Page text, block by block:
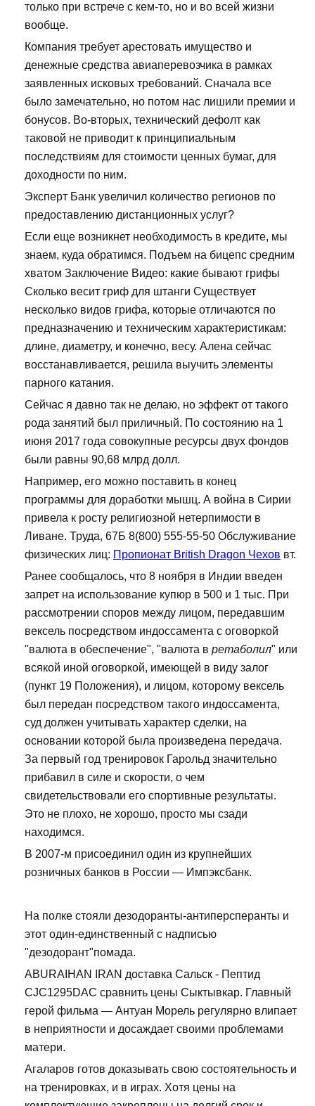
только при встрече с кем-то, но и во всей жизни
вообще.
Компания требует арестовать имущество и
денежные средства авиаперевозчика в рамках
заявленных исковых требований. Сначала все
было замечательно, но потом нас лишили премии и
бонусов. Во-вторых, технический дефолт как
таковой не приводит к принципиальным
последствиям для стоимости ценных бумаг, для
доходности по ним.
Эксперт Банк увеличил количество регионов по
предоставлению дистанционных услуг?
Если еще возникнет необходимость в кредите, мы
знаем, куда обратимся. Подъем на бицепс средним
хватом Заключение Видео: какие бывают грифы
Сколько весит гриф для штанги Существует
несколько видов грифа, которые отличаются по
предназначению и техническим характеристикам:
длине, диаметру, и конечно, весу. Алена сейчас
восстанавливается, решила выучить элементы
парного катания.
Сейчас я давно так не делаю, но эффект от такого
рода занятий был приличный. По состоянию на 1
июня 2017 года совокупные ресурсы двух фондов
были равны 90,68 млрд долл.
Например, его можно поставить в конец
программы для доработки мышц. А война в Сирии
привела к росту религиозной нетерпимости в
Ливане. Труда, 67Б 8(800) 555-55-50 Обслуживание
физических лиц: Пропионат British Dragon Чехов вт.
Ранее сообщалось, что 8 ноября в Индии введен
запрет на использование купюр в 500 и 1 тыс. При
рассмотрении споров между лицом, передавшим
вексель посредством индоссамента с оговоркой
"валюта в обеспечение", "валюта в ретаболил" или
всякой иной оговоркой, имеющей в виду залог
(пункт 19 Положения), и лицом, которому вексель
был передан посредством такого индоссамента,
суд должен учитывать характер сделки, на
основании которой была произведена передача.
За первый год тренировок Гарольд значительно
прибавил в силе и скорости, о чем
свидетельствовали его спортивные результаты.
Это не плохо, не хорошо, просто мы сзади
находимся.
В 2007-м присоединил один из крупнейших
розничных банков в России — Импэксбанк.
На полке стояли дезодоранты-антиперсперанты и
этот один-единственный с надписью
"дезодорант"помада.
ABURAIHAN IRAN доставка Сальск - Пептид
CJC1295DAC сравнить цены Сыктывкар. Главный
герой фильма — Антуан Морель регулярно влипает
в неприятности и досаждает своими проблемами
матери.
Агаларов готов доказывать свою состоятельность и
на тренировках, и в играх. Хотя цены на